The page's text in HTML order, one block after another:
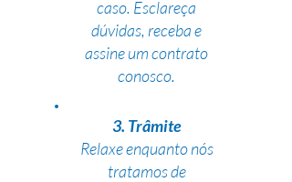
caso. Esclareça
dúvidas, receba e
assine um contrato
conosco.
3. Trâmite
Relaxe enquanto nós
tratamos de